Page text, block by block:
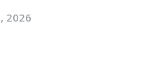
2026